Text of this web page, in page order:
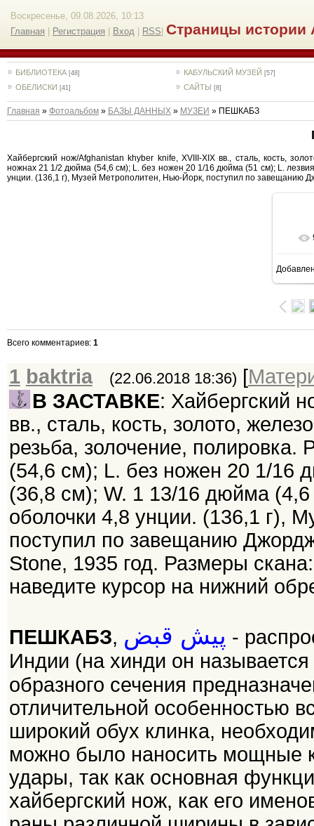
Воскресенье, 09.08.2026, 10:13
Главная
Регистрация Вход RSS Страницы истории
БИБЛИОТЕКА [48] КАБУЛЬСКИЙ МУЗЕЙ [57]
ОБЕЛИСКИ [41] САЙТЫ [8]
Главная » Фотоальбом» БАЗЫ ДАННЫХ» МУЗЕИ » ПЕШКАБЗ
Хайбергский нож/Afghanistan khyber knife, XVIII-XIX вв., сталь, кость,
ножнах 21 1/2 дюйма (54,6 см); L. без ножен 20 1/16 дюйма (51 см); L.
унции. (136,1 г), Музей Метрополитен, Нью-Йорк, поступил по завещанию
Всего комментариев: 1
1 baktria (22.06.2018 18:36) [
В ЗАСТАВКЕ: Хайбергский
вв., сталь, кость, золото,
резьба, золочение,
(54,6 см); L. без ножен 20 1/16
(36,8 см); W. 1 13/16 дюйма
оболочки 4,8 унции. (136,1 г),
поступил по завещанию
Stone, 1935 год. Размеры
наведите курсор на нижний
ПЕШКАБЗ,
-
Индии (на хинди он
образного сечения
отличительной особенностью
широкий обух клинка,
можно было наносить
удары, так как основная
хайбергский нож, как его